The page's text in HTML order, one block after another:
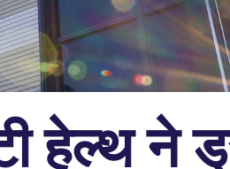
हेल्थ ने